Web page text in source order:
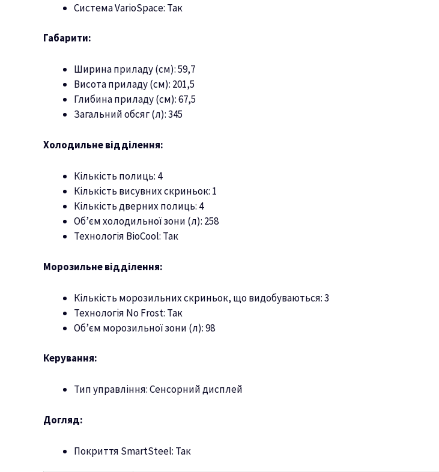
Система VarioSpace: Так
Габарити:
Ширина приладу (см): 59,7
Висота приладу (см): 201,5
Глибина приладу (см): 67,5
Загальний обсяг (л): 345
Холодильне відділення:
Кількість полиць: 4
Кількість висувних скриньок: 1
Кількість дверних полиць: 4
Об’єм холодильної зони (л): 258
Технологія BioCool: Так
Морозильне відділення:
Кількість морозильних скриньок, що видобуваються: 3
Технологія No Frost: Так
Об’єм морозильної зони (л): 98
Керування:
Тип управління: Сенсорний дисплей
Догляд:
Покриття SmartSteel: Так